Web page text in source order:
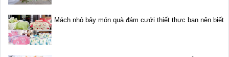
Mách nhỏ bảy món quà đám cưới thiết thực bạn nên biết